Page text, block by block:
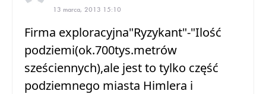
13 marca, 2013 15:10
Firma exploracyjna"Ryzykant"-"Ilość
podziemi(ok.700tys.metrów
sześciennych),ale jest to tylko część
podziemnego miasta Himlera i